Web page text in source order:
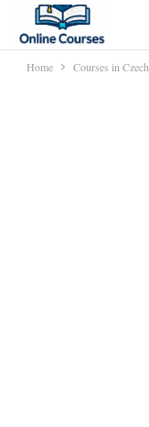
Home Courses in Czech